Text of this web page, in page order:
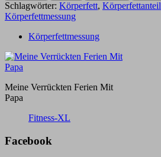
Schlagwörter: Körperfett, Körperfettanteil
Körperfettmessung
Körperfettmessung
Meine Verrückten Ferien Mit
Papa
Fitness-XL
Facebook